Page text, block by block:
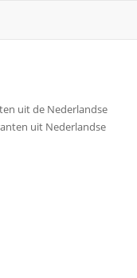
uit de Nederlandse
uit Nederlandse